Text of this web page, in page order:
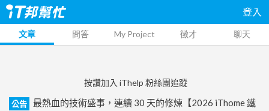
登入
文章 問答 My Project 徵才 聊天
按讚加入 iThelp 粉絲團追蹤
公告
最熱血的技術盛事，連續 30 天的修煉【2026 iThome 鐵